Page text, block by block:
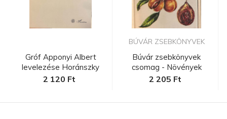
Gróf Apponyi Albert
levelezése Horánszky
Nándorra...
2 120 Ft
BÚVÁR ZSEBKÖNYVEK
Búvár zsebkönyvek
csomag - Növények
2 205 Ft